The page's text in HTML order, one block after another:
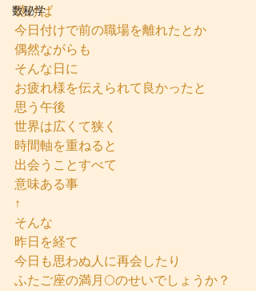
数秘学
聴けば
今日付けで前の職場を離れたとか
偶然ながらも
そんな日に
お疲れ様を伝えられて良かったと
思う午後
世界は広くて狭く
時間軸を重ねると
出会うことすべて
意味ある事
↑
そんな
昨日を経て
今日も思わぬ人に再会したり
ふたご座の満月🌕のせいでしょうか？